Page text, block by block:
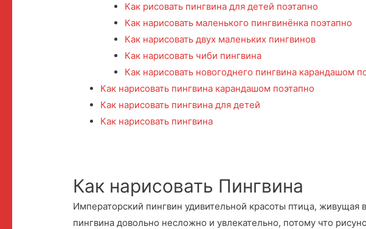
Как рисовать пингвина для детей поэтапно
Как нарисовать маленького пингвинёнка поэтапно
Как нарисовать двух маленьких пингвинов
Как нарисовать чиби пингвина
Как нарисовать новогоднего пингвина карандашом
Как нарисовать пингвина карандашом поэтапно
Как нарисовать пингвина для детей
Как нарисовать пингвина
Как нарисовать Пингвина
Императорский пингвин удивительной красоты птица, живущая
пингвина довольно несложно и увлекательно, потому что